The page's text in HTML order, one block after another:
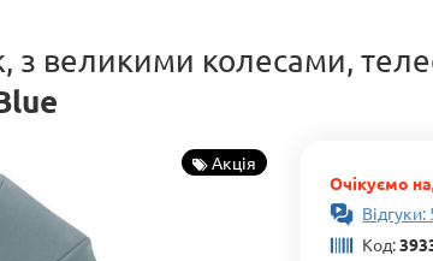
з великими колесами,
Акція
Очікуємо
Відгуки:
Код: